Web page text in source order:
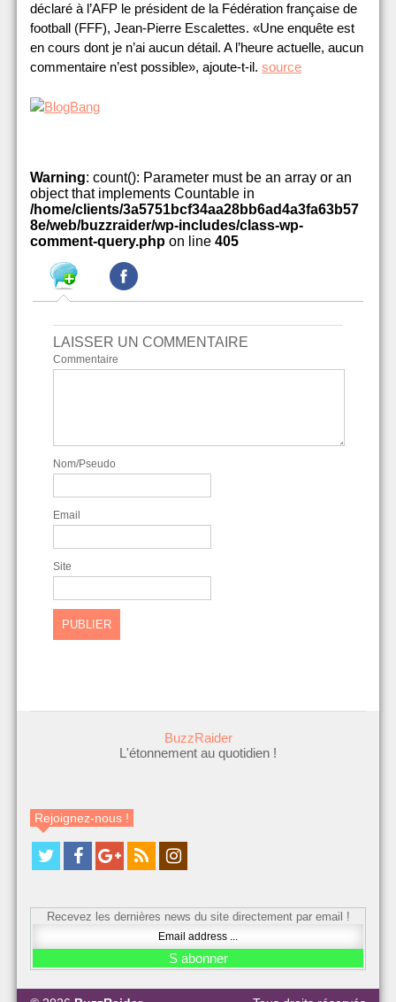
déclaré à l’AFP le président de la Fédération française de
football (FFF), Jean-Pierre Escalettes. «Une enquête est
en cours dont je n’ai aucun détail. A l’heure actuelle, aucun
commentaire n’est possible», ajoute-t-il. source
Warning: count(): Parameter must be an array or an
object that implements Countable in
/home/clients/3a5751bcf34aa28bb6ad4a3fa63b57
8e/web/buzzraider/wp-includes/class-wp-
comment-query.php on line 405
LAISSER UN COMMENTAIRE
Commentaire
Nom/Pseudo
Email
Site
BuzzRaider
L'étonnement au quotidien !
Rejoignez-nous !
Recevez les dernières news du site directement par email !